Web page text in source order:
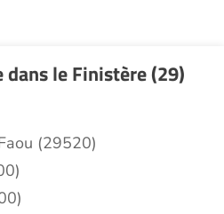
le Finistère (29)
(29520)